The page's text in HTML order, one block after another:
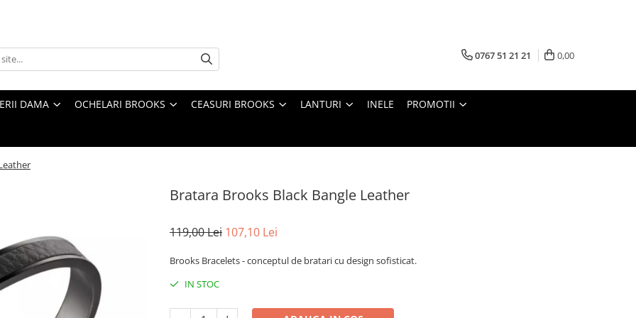
0767 51 21 21 0,00
DAMA OCHELARI BROOKS CEASURI BROOKS LANTURI INELE PROMOTII
Bratara Brooks Black Bangle Leather
119,00 Lei 107,10 Lei
Brooks Bracelets - conceptul de bratari cu design sofisticat.
IN STOC